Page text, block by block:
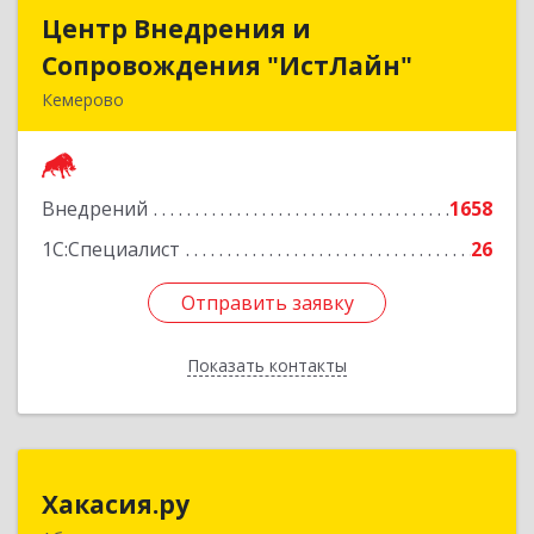
Центр Внедрения и
Сопровождения "ИстЛайн"
Кемерово
Внедрений
1658
1С:Специалист
26
Отправить заявку
Показать контакты
Центр Внедрения и
Сопровождения "ИстЛайн"
Кемеровский, Кемерово г, Мичурина ул, дом №
Подробнее
Отправить заявку
Назад
Хакасия.ру